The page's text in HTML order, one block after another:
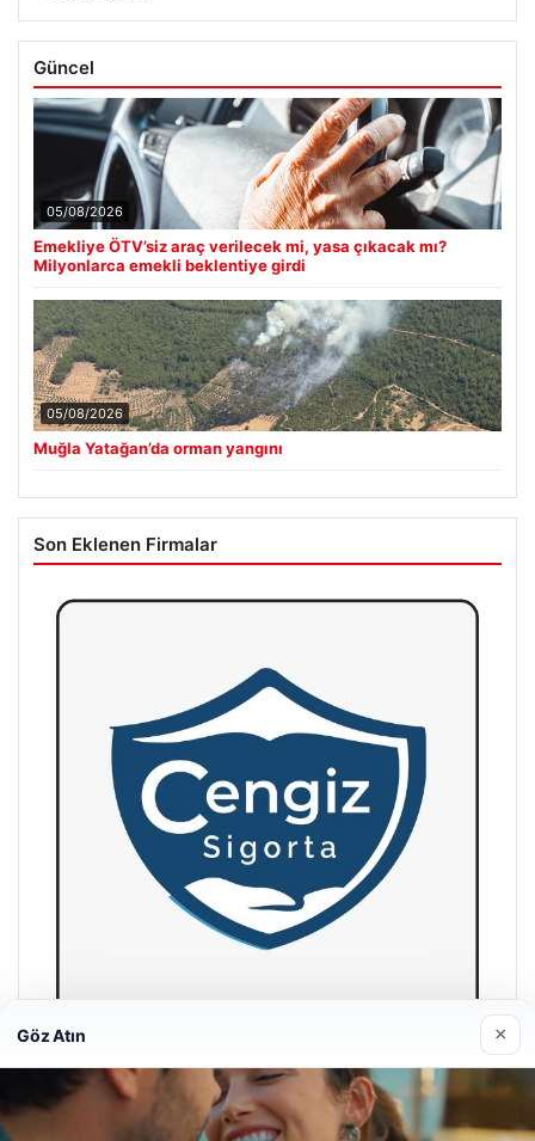
Güncel
05/08/2026
Emekliye ÖTV’siz araç verilecek mi, yasa çıkacak mı?
Milyonlarca emekli beklentiye girdi
05/08/2026
Muğla Yatağan’da orman yangını
Son Eklenen Firmalar
Hastaş Beton
26/05/2026
Göz Atın ×